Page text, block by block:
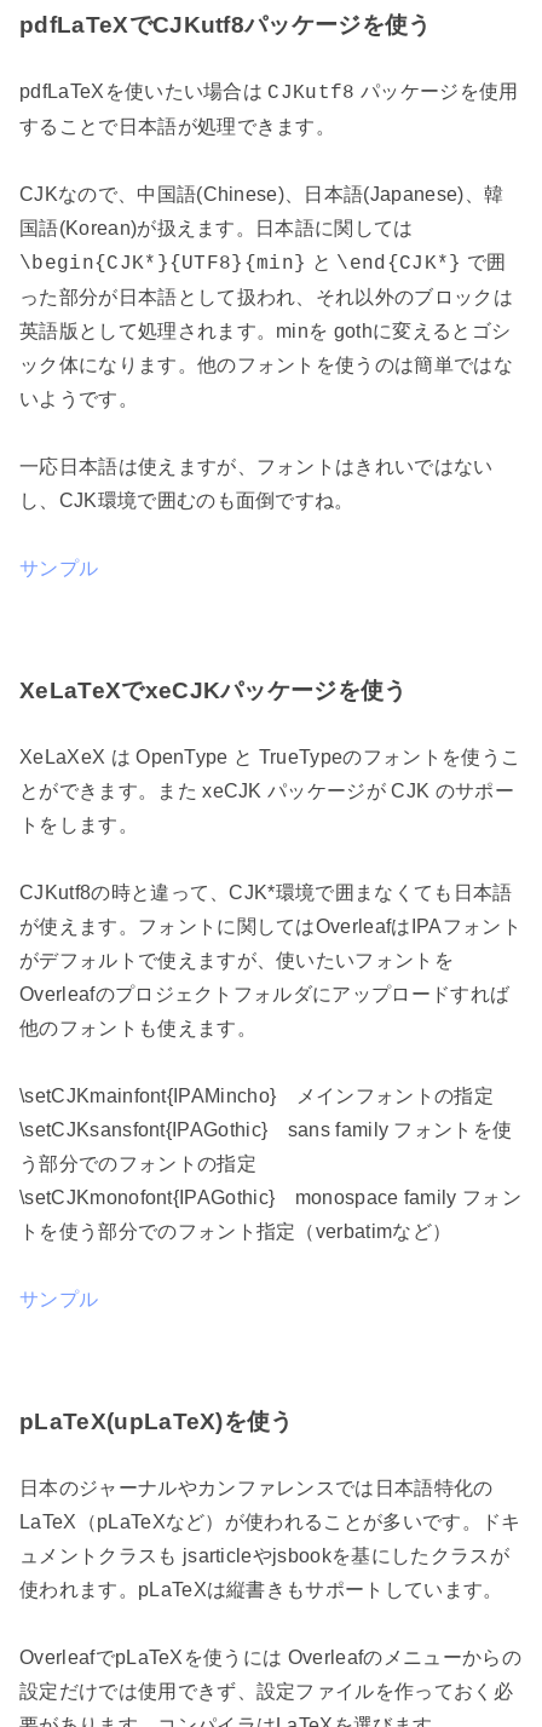
pdfLaTeXでCJKutf8パッケージを使う
pdfLaTeXを使いたい場合は CJKutf8 パッケージを使用
することで日本語が処理できます。
CJKなので、中国語(Chinese)、日本語(Japanese)、韓
国語(Korean)が扱えます。日本語に関しては
\begin{CJK*}{UTF8}{min} と \end{CJK*} で囲
った部分が日本語として扱われ、それ以外のブロックは
英語版として処理されます。minを gothに変えるとゴシ
ック体になります。他のフォントを使うのは簡単ではな
いようです。
一応日本語は使えますが、フォントはきれいではない
し、CJK環境で囲むのも面倒ですね。
サンプル
XeLaTeXでxeCJKパッケージを使う
XeLaXeX は OpenType と TrueTypeのフォントを使うこ
とができます。また xeCJK パッケージが CJK のサポー
トをします。
CJKutf8の時と違って、CJK*環境で囲まなくても日本語
が使えます。フォントに関してはOverleafはIPAフォント
がデフォルトで使えますが、使いたいフォントを
Overleafのプロジェクトフォルダにアップロードすれば
他のフォントも使えます。
\setCJKmainfont{IPAMincho} メインフォントの指定
\setCJKsansfont{IPAGothic} sans family フォントを使
う部分でのフォントの指定
\setCJKmonofont{IPAGothic} monospace family フォン
トを使う部分でのフォント指定（verbatimなど）
サンプル
pLaTeX(upLaTeX)を使う
日本のジャーナルやカンファレンスでは日本語特化の
LaTeX（pLaTeXなど）が使われることが多いです。ドキ
ュメントクラスも jsarticleやjsbookを基にしたクラスが
使われます。pLaTeXは縦書きもサポートしています。
OverleafでpLaTeXを使うには Overleafのメニューからの
設定だけでは使用できず、設定ファイルを作っておく必